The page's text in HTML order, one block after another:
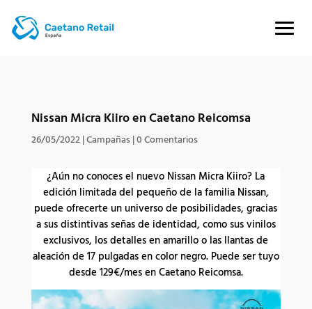
Nissan Micra Kiiro en Caetano Reicomsa
26/05/2022|Campañas|0 Comentarios
¿Aún no conoces el nuevo Nissan Micra Kiiro? La
edición limitada del pequeño de la familia Nissan,
puede ofrecerte un universo de posibilidades, gracias
a sus distintivas señas de identidad, como sus vinilos
exclusivos, los detalles en amarillo o las llantas de
aleación de 17 pulgadas en color negro. Puede ser tuyo
desde 129€/mes en Caetano Reicomsa.